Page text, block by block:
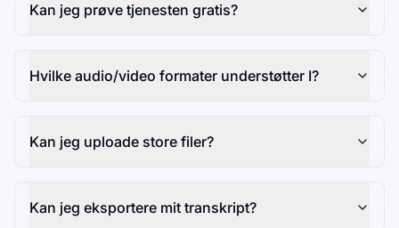
Kan jeg prøve tjenesten gratis?
Hvilke audio/video formater understøtter I?
Kan jeg uploade store filer?
Kan jeg eksportere mit transkript?